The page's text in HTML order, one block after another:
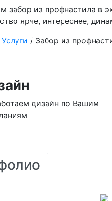
забор из профнастила в
ярче, интереснее,
Услуги / Забор из
дизайн по Вашим